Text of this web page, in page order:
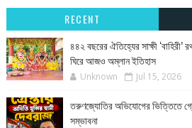
RECENT
৪৪২ বছরের ঐতিহ্যের সাক্ষী
ঘিরে আজও অম্লান ইতিহাস
Unknown Jul 15, 2026
তরুণজ্যোতির অভিযোগের ভিত্তিতে
সম্ভাবনা